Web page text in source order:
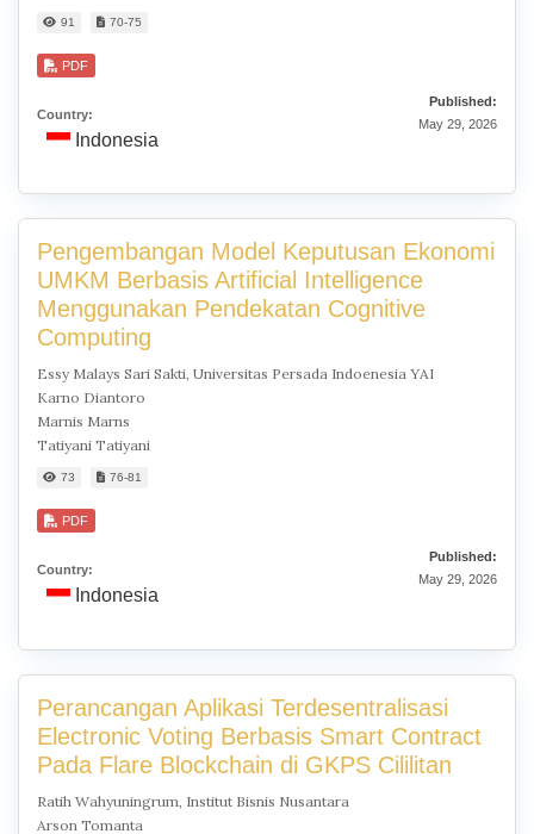
91 70-75
PDF
Country:
Indonesia
Published:
May 29, 2026
Pengembangan Model Keputusan Ekonomi
UMKM Berbasis Artificial Intelligence
Menggunakan Pendekatan Cognitive
Computing
Essy Malays Sari Sakti, Universitas Persada Indoenesia YAI
Karno Diantoro
Marnis Marns
Tatiyani Tatiyani
73 76-81
PDF
Country:
Indonesia
Published:
May 29, 2026
Perancangan Aplikasi Terdesentralisasi
Electronic Voting Berbasis Smart Contract
Pada Flare Blockchain di GKPS Cililitan
Ratih Wahyuningrum, Institut Bisnis Nusantara
Arson Tomanta